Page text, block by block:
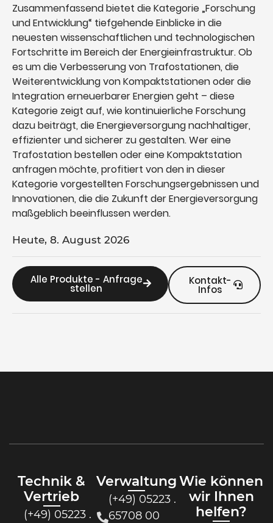
Zusammenfassend bietet die Kategorie „Forschung
und Entwicklung“ tiefgehende Einblicke in die
neuesten wissenschaftlichen und technologischen
Fortschritte im Bereich der Energieinfrastruktur. Ob
es um die Verbesserung von Trafostationen, die
Weiterentwicklung von Kompaktstationen oder die
Integration erneuerbarer Energien geht – diese
Kategorie zeigt auf, wie kontinuierliche Forschung
dazu beiträgt, die Energieversorgung nachhaltiger,
effizienter und sicherer zu gestalten. Wer eine
Trafostation bestellen oder eine Kompaktstation
anfragen möchte, profitiert von den in dieser
Kategorie vorgestellten Forschungsergebnissen und
Innovationen, die die Zukunft der Energieversorgung
maßgeblich beeinflussen werden.
Heute, 8. August 2026
Alle Produkte - Anfrage
stellen
Kontakt-
Infos
Technik &
Vertrieb
(+49) 05223 .
Verwaltung
(+49) 05223 .
65708 00
Wie können
wir Ihnen
helfen?